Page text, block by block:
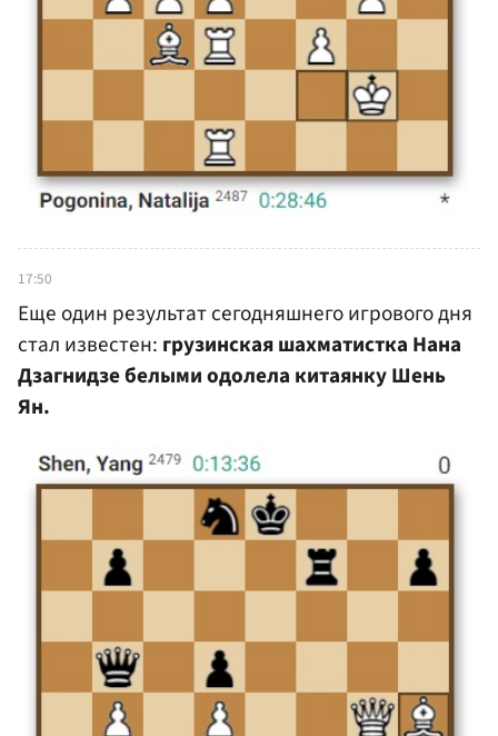
17:50
Еще один результат сегодняшнего игрового дня
стал известен: грузинская шахматистка Нана
Дзагнидзе белыми одолела китаянку Шень
Ян.